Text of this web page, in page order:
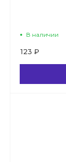
В наличии
123 ₽